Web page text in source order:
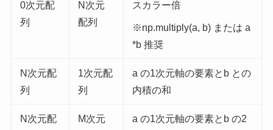
0次元配
列
N次元
配列
スカラー倍
※np.multiply(a, b) または a
*b 推奨
N次元配
列
1次元配
列
a の1次元軸の要素とb との
内積の和
N次元配
M次元
a の1次元軸の要素とb の2